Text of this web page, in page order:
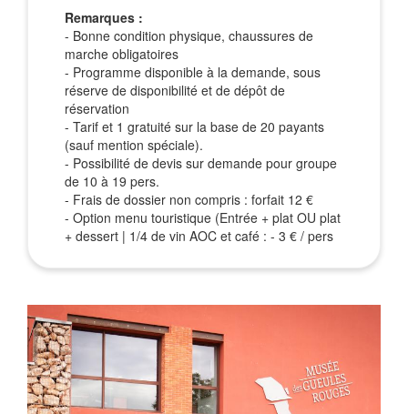
Remarques :
- Bonne condition physique, chaussures de
marche obligatoires
- Programme disponible à la demande, sous
réserve de disponibilité et de dépôt de
réservation
- Tarif et 1 gratuité sur la base de 20 payants
(sauf mention spéciale).
- Possibilité de devis sur demande pour groupe
de 10 à 19 pers.
- Frais de dossier non compris : forfait 12 €
- Option menu touristique (Entrée + plat OU plat
+ dessert | 1/4 de vin AOC et café : - 3 € / pers